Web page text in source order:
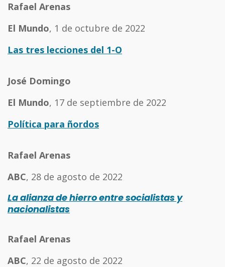
Rafael Arenas
El Mundo, 1 de octubre de 2022
Las tres lecciones del 1-O
José Domingo
El Mundo, 17 de septiembre de 2022
Política para ñordos
Rafael Arenas
ABC, 28 de agosto de 2022
La alianza de hierro entre socialistas y
nacionalistas
Rafael Arenas
ABC, 22 de agosto de 2022